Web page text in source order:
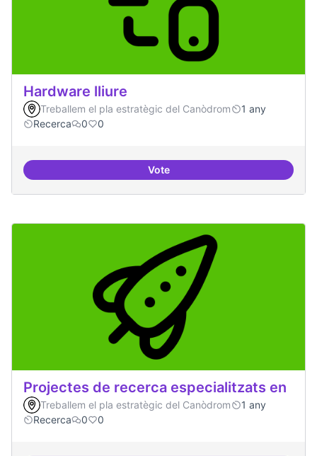
Hardware lliure
Treballem el pla estratègic del Canòdrom
1 any
Recerca
0 0
VoteHardware lliure
Projectes de recerca especialitzats en
Treballem el pla estratègic del Canòdrom
1 any
Recerca
0 0